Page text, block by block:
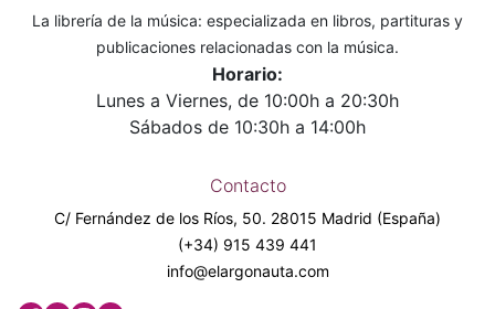
La librería de la música: especializada en libros, partituras y
publicaciones relacionadas con la música.
Horario:
Lunes a Viernes, de 10:00h a 20:30h
Sábados de 10:30h a 14:00h
Contacto
C/ Fernández de los Ríos, 50. 28015 Madrid (España)
(+34) 915 439 441
info@elargonauta.com